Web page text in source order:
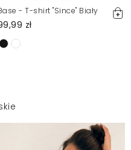
- T-shirt "Since" Biały
zł